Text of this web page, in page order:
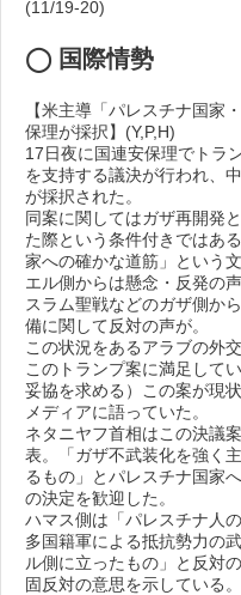
(11/19-20)
◯ 国際情勢
【米主導「パレスチナ国家
保理が採択】(Y,P,H)
17日夜に国連安保理でトラ
を支持する議決が行われ、
が採択された。
同案に関してはガザ再開発
た際という条件付きではあ
家への確かな道筋」という
エル側からは懸念・反発の
スラム聖戦などのガザ側か
備に関して反対の声が。
この状況をあるアラブの外
このトランプ案に満足して
妥協を求める）この案が現
メディアに語っていた。
ネタニヤフ首相はこの決議
表。「ガザ不武装化を強く
るもの」とパレスチナ国家
の決定を歓迎した。
ハマス側は「パレスチナ人
多国籍軍による抵抗勢力の
ル側に立ったもの」と反対
固反対の意思を示している。